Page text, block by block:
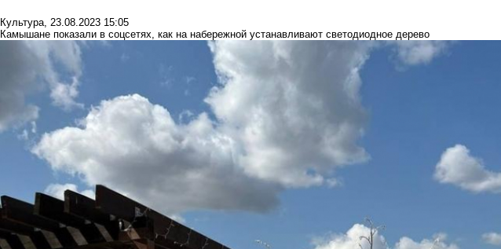
Культура, 23.08.2023 15:05
Камышане показали в соцсетях, как на набережной устанавливают светодиодное дерево